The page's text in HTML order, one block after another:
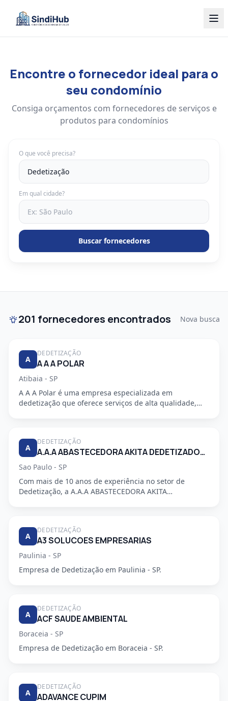
Encontre o fornecedor ideal para o
seu condomínio
Consiga orçamentos com fornecedores de serviços e
produtos para condomínios
O que você precisa?
Em qual cidade?
Buscar fornecedores
201 fornecedores encontrados Nova busca
A
DEDETIZAÇÃO
A A A POLAR
Atibaia - SP
A A A Polar é uma empresa especializada em
dedetização que oferece serviços de alta qualidade,
A
DEDETIZAÇÃO
A.A.A ABASTECEDORA AKITA DEDETIZADORA S/S LTDA
Sao Paulo - SP
Com mais de 10 anos de experiência no setor de
Dedetização, a A.A.A ABASTECEDORA AKITA
A
DEDETIZAÇÃO
A3 SOLUCOES EMPRESARIAS
Paulinia - SP
Empresa de Dedetização em Paulinia - SP.
A
DEDETIZAÇÃO
ACF SAUDE AMBIENTAL
Boraceia - SP
Empresa de Dedetização em Boraceia - SP.
A
DEDETIZAÇÃO
ADAVANCE CUPIM